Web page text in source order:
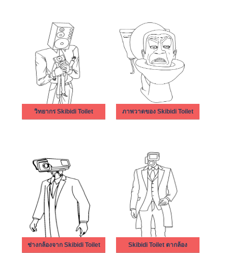
วิทยากร Skibidi Toilet ภาพวาดของ Skibidi Toilet
ช่างกล้องจาก Skibidi Toilet Skibidi Toilet ตากล้อง